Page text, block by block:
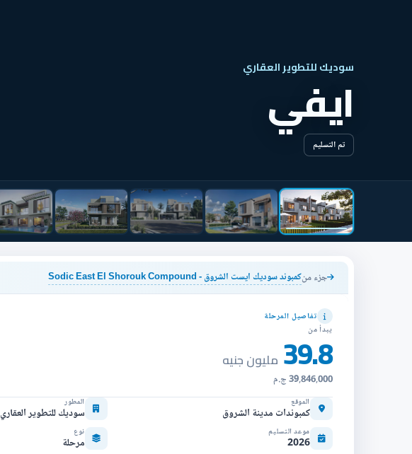
سوديك للتطوير العقاري
ايفي
تم التسليم
جزء منكمبوند سوديك ايست الشروق - Sodic East El Shorouk Compound
تفاصيل المرحلة
يبدأ من
39.8 مليون جنيه
39,846,000 ج.م
الموقع
كمبوندات مدينة الشروق
المطور
سوديك للتطوير العقاري
موعد التسليم
2026
نوع
مرحلة